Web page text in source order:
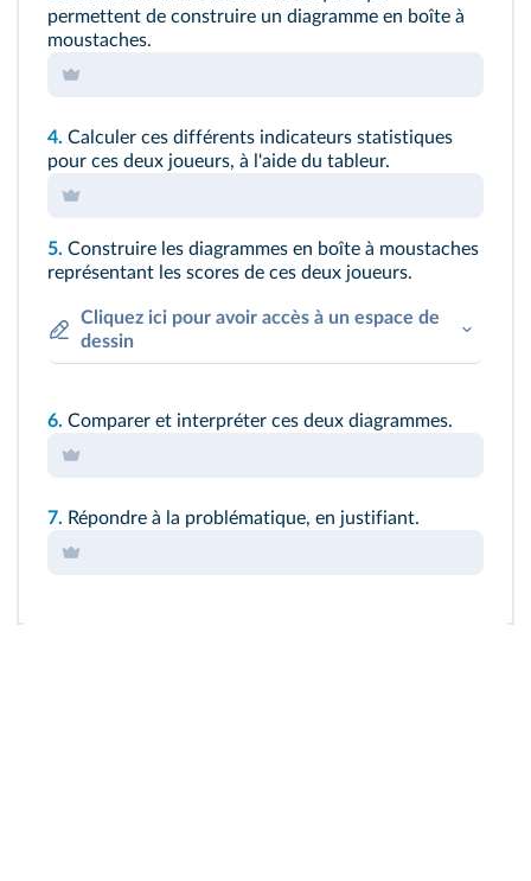
permettent de construire un diagramme en boîte à
moustaches.
4. Calculer ces différents indicateurs statistiques
pour ces deux joueurs, à l'aide du tableur.
5. Construire les diagrammes en boîte à moustaches
représentant les scores de ces deux joueurs.
Cliquez ici pour avoir accès à un espace de
dessin
6. Comparer et interpréter ces deux diagrammes.
7. Répondre à la problématique, en justifiant.